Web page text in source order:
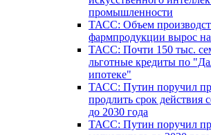
промышленности
ТАСС: Объем
фармпродукции вырос
ТАСС: Почти 150 тыс.
льготные кредиты по
ипотеке"
ТАСС: Путин поручил
продлить срок действия
до 2030 года
ТАСС: Путин поручил